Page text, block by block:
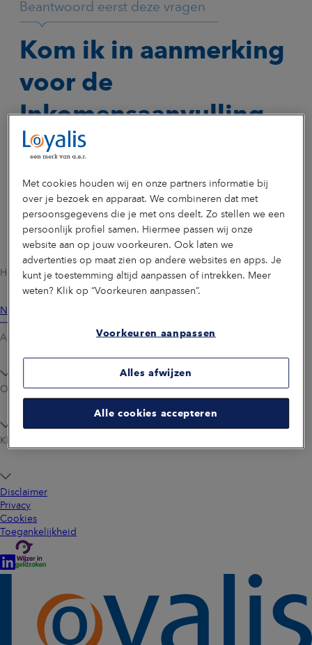
Beantwoord eerst deze vragen
Kom ik in aanmerking
voor de
Inkomensaanvulling
WW?
Heb je een vraag of wil je iets doorgeven of wijzigen?
Neem contact op
Arbeidsongeschikt­heidsverzekering
Over ons
Klantenservice
Disclaimer
Privacy
Cookies
Toegankelijkheid
Met cookies houden wij en onze partners informatie bij
over je bezoek en apparaat. We combineren dat met
persoonsgegevens die je met ons deelt. Zo stellen we een
persoonlijk profiel samen. Hiermee passen wij onze
website aan op jouw voorkeuren. Ook laten we
advertenties op maat zien op andere websites en apps. Je
kunt je toestemming altijd aanpassen of intrekken. Meer
weten? Klik op “Voorkeuren aanpassen”.
Voorkeuren aanpassen
Alles afwijzen
Alle cookies accepteren